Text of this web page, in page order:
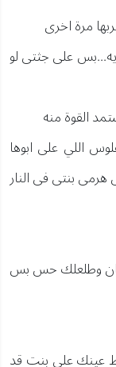
مرة اخرى
على جثتى لو
القوة منه
اللي على ابوها
هرمى بنتى فى النار
وطلعلك حس بس
عينك على بنت قد